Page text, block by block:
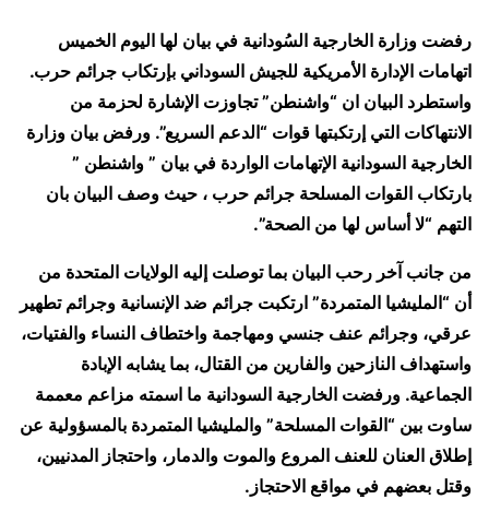
رفضت وزارة الخارجية السُودانية في بيان لها اليوم الخميس
اتهامات الإدارة الأمريكية للجيش السوداني بإرتكاب جرائم حرب.
واستطرد البيان ان “واشنطن” تجاوزت الإشارة لحزمة من
الانتهاكات التي إرتكبتها قوات “الدعم السريع”. ورفض بيان وزارة
الخارجية السودانية الإتهامات الواردة في بيان ” واشنطن ”
بارتكاب القوات المسلحة جرائم حرب ، حيث وصف البيان بان
التهم “لا أساس لها من الصحة”.
من جانب آخر رحب البيان بما توصلت إليه الولايات المتحدة من
أن “المليشيا المتمردة” ارتكبت جرائم ضد الإنسانية وجرائم تطهير
عرقي، وجرائم عنف جنسي ومهاجمة واختطاف النساء والفتيات،
واستهداف النازحين والفارين من القتال، بما يشابه الإبادة
الجماعية. ورفضت الخارجية السودانية ما اسمته مزاعم معممة
ساوت بين “القوات المسلحة” والمليشيا المتمردة بالمسؤولية عن
إطلاق العنان للعنف المروع والموت والدمار، واحتجاز المدنيين،
وقتل بعضهم في مواقع الاحتجاز.